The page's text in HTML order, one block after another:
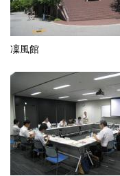
凜風館